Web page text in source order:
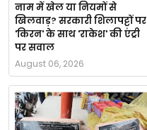
नाम में खेल या नियमों से
खिलवाड़? सरकारी शिलापट्टों पर
'किरन' के साथ 'राकेश' की एंट्री
पर सवाल
August 06, 2026